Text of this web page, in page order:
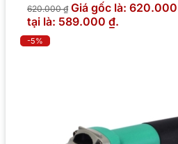
620.000₫ Giá gốc là:
tại là: 589.000 ₫.
-5%